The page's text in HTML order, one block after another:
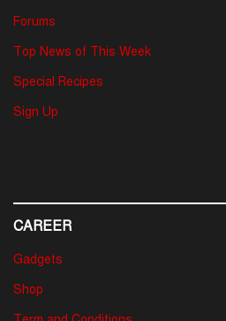
Forums
Top News of This Week
Special Recipes
Sign Up
CAREER
Gadgets
Shop